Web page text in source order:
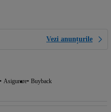
Vezi anunțurile
Asigurare Buyback